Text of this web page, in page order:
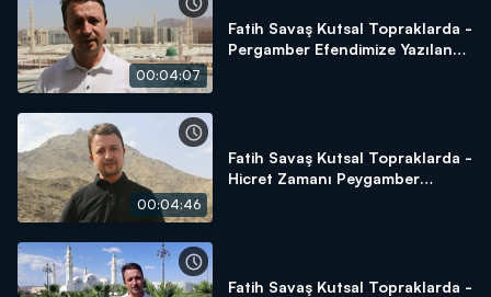
00:04:07
Fatih Savaş Kutsal Topraklarda -
Pergamber Efendimize Yazılan
00:04:46
Fatih Savaş Kutsal Topraklarda -
Hicret Zamanı Peygamber
Fatih Savaş Kutsal Topraklarda -